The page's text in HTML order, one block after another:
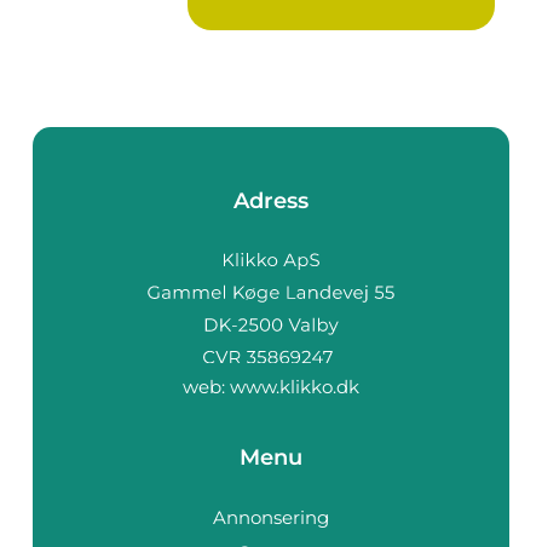
Adress
web: www.klikko.dk
Menu
Annonsering